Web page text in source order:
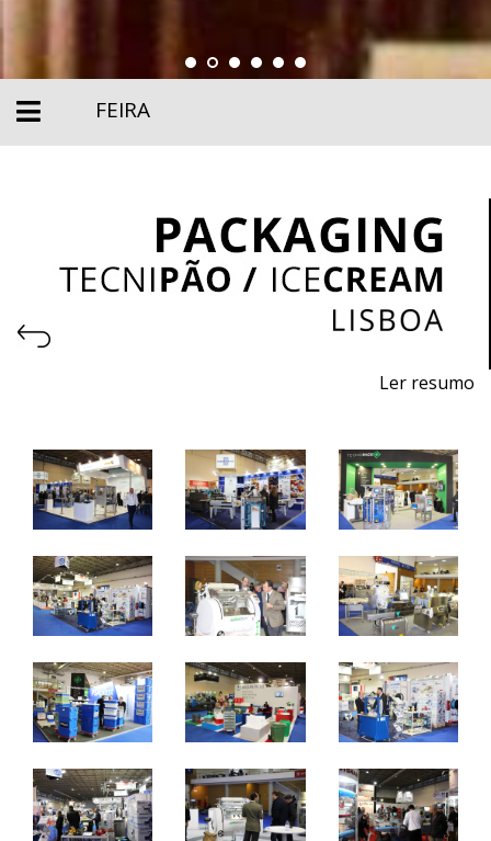
FEIRA
Ler resumo
7 a 9 abril de 2024 - FIL - Lisboa
10h / 19h